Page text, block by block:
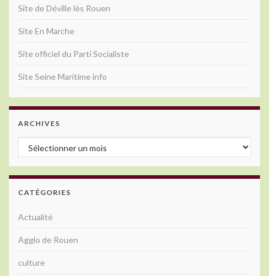
Site de Déville lès Rouen
Site En Marche
Site officiel du Parti Socialiste
Site Seine Maritime info
ARCHIVES
Archives
CATÉGORIES
Actualité
Agglo de Rouen
culture